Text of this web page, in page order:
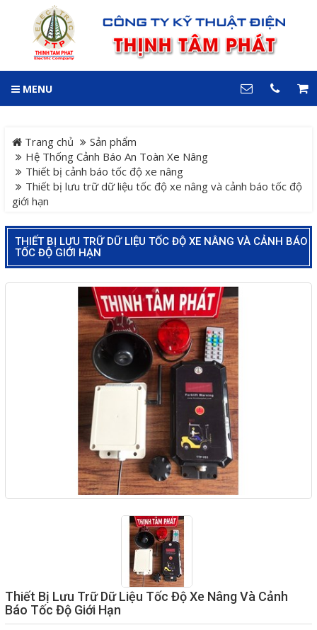
MENU
Trang chủ
Sản phẩm
Hệ Thống Cảnh Báo An Toàn Xe Nâng
Thiết bị cảnh báo tốc độ xe nâng
Thiết bị lưu trữ dữ liệu tốc độ xe nâng và cảnh báo tốc độ
giới hạn
THIẾT BỊ LƯU TRỮ DỮ LIỆU TỐC ĐỘ XE NÂNG VÀ CẢNH BÁO
TỐC ĐỘ GIỚI HẠN
Thiết Bị Lưu Trữ Dữ Liệu Tốc Độ Xe Nâng Và Cảnh
Báo Tốc Độ Giới Hạn
Trang chủ
Dự án
Sản phẩm
Hệ Thống Cảnh Báo An
Toàn Xe Nâng
Hệ thống điều khiển giám
sát và thu thập dữ liệu
Giải pháp quản lý bằng mã
Bảng LED điện tử
Bảng điện tử năng suất
Bảng Led hiển thị nhiệt độ
Đồng hồ thời gian thực
Màn hình cảm ứng HMI
Máy tính công nghiệp
GIỎ HÀNG
LIÊN HỆ
0909 199 102
Địa chỉ
Thủ Dầu Một, Tỉnh Bình
Dương
COPYRIGHT 2018. ALL RIGHTS RESERVED